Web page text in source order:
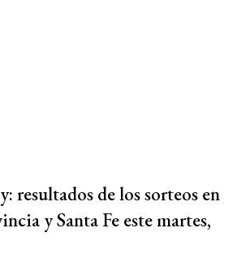
resultados de los sorteos en
y Santa Fe este martes,